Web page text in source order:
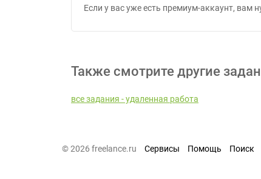
Если у вас уже есть премиум-аккаунт, вам
Также смотрите другие
все задания - удаленная работа
© 2026 freelance.ru Сервисы Помощь Поиск